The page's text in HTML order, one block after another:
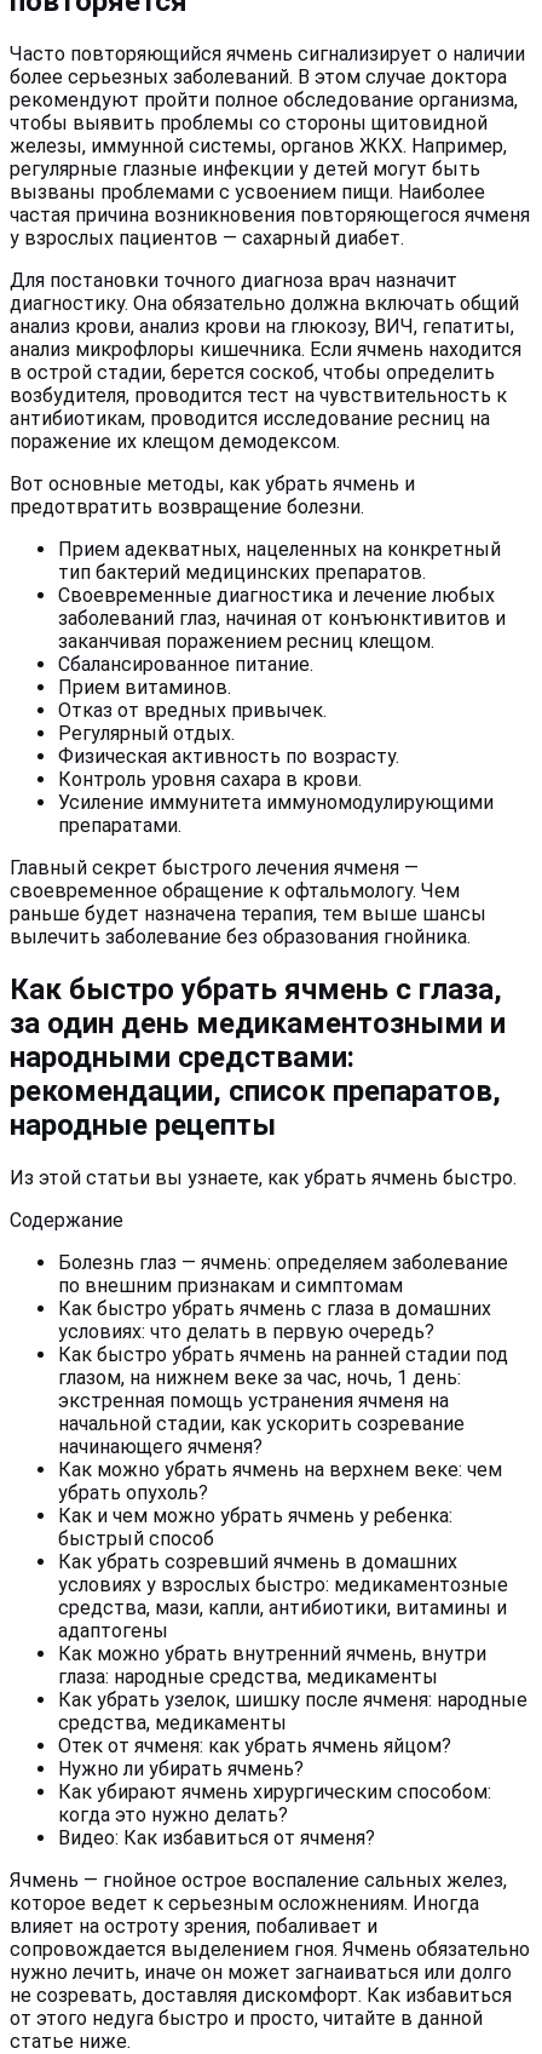
Часто повторяющийся ячмень сигнализирует о наличии
более серьезных заболеваний. В этом случае доктора
рекомендуют пройти полное обследование организма,
чтобы выявить проблемы со стороны щитовидной
железы, иммунной системы, органов ЖКХ. Например,
регулярные глазные инфекции у детей могут быть
вызваны проблемами с усвоением пищи. Наиболее
частая причина возникновения повторяющегося ячменя
у взрослых пациентов — сахарный диабет.
Для постановки точного диагноза врач назначит
диагностику. Она обязательно должна включать общий
анализ крови, анализ крови на глюкозу, ВИЧ, гепатиты,
анализ микрофлоры кишечника. Если ячмень находится
в острой стадии, берется соскоб, чтобы определить
возбудителя, проводится тест на чувствительность к
антибиотикам, проводится исследование ресниц на
поражение их клещом демодексом.
Вот основные методы, как убрать ячмень и
предотвратить возвращение болезни.
Прием адекватных, нацеленных на конкретный
тип бактерий медицинских препаратов.
Своевременные диагностика и лечение любых
заболеваний глаз, начиная от конъюнктивитов и
заканчивая поражением ресниц клещом.
Сбалансированное питание.
Прием витаминов.
Отказ от вредных привычек.
Регулярный отдых.
Физическая активность по возрасту.
Контроль уровня сахара в крови.
Усиление иммунитета иммуномодулирующими
препаратами.
Главный секрет быстрого лечения ячменя —
своевременное обращение к офтальмологу. Чем
раньше будет назначена терапия, тем выше шансы
вылечить заболевание без образования гнойника.
Как быстро убрать ячмень с глаза,
за один день медикаментозными и
народными средствами:
рекомендации, список препаратов,
народные рецепты
Из этой статьи вы узнаете, как убрать ячмень быстро.
Содержание
Болезнь глаз — ячмень: определяем заболевание
по внешним признакам и симптомам
Как быстро убрать ячмень с глаза в домашних
условиях: что делать в первую очередь?
Как быстро убрать ячмень на ранней стадии под
глазом, на нижнем веке за час, ночь, 1 день:
экстренная помощь устранения ячменя на
начальной стадии, как ускорить созревание
начинающего ячменя?
Как можно убрать ячмень на верхнем веке: чем
убрать опухоль?
Как и чем можно убрать ячмень у ребенка:
быстрый способ
Как убрать созревший ячмень в домашних
условиях у взрослых быстро: медикаментозные
средства, мази, капли, антибиотики, витамины и
адаптогены
Как можно убрать внутренний ячмень, внутри
глаза: народные средства, медикаменты
Как убрать узелок, шишку после ячменя: народные
средства, медикаменты
Отек от ячменя: как убрать ячмень яйцом?
Нужно ли убирать ячмень?
Как убирают ячмень хирургическим способом:
когда это нужно делать?
Видео: Как избавиться от ячменя?
Ячмень — гнойное острое воспаление сальных желез,
которое ведет к серьезным осложнениям. Иногда
влияет на остроту зрения, побаливает и
сопровождается выделением гноя. Ячмень обязательно
нужно лечить, иначе он может загнаиваться или долго
не созревать, доставляя дискомфорт. Как избавиться
от этого недуга быстро и просто, читайте в данной
статье ниже.